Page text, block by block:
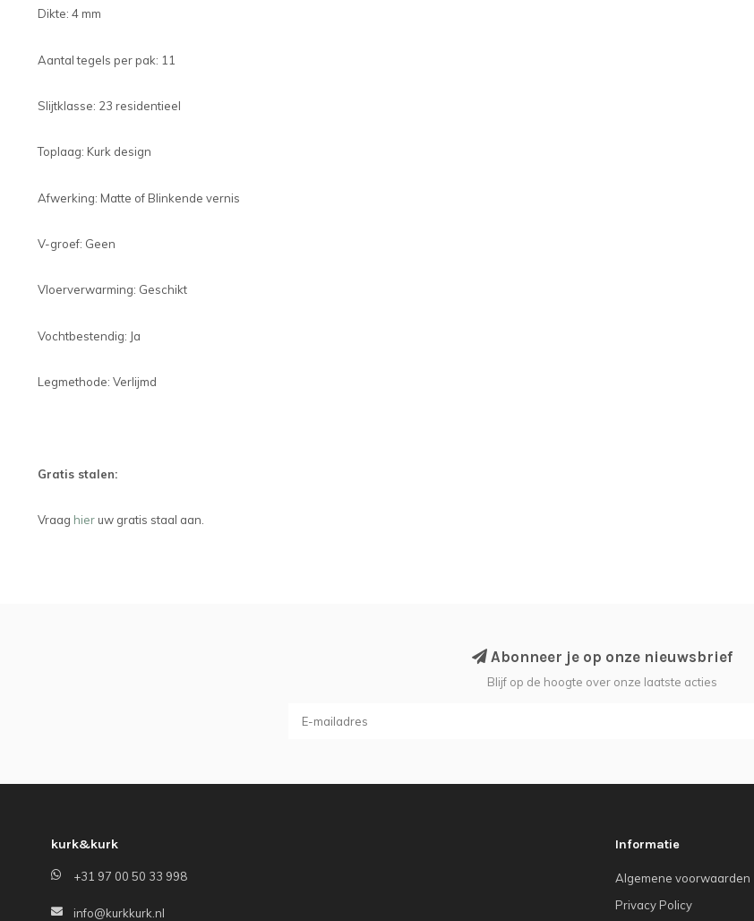
Dikte: 4 mm
Aantal tegels per pak: 11
Slijtklasse: 23 residentieel
Toplaag: Kurk design
Afwerking: Matte of Blinkende vernis
V-groef: Geen
Vloerverwarming: Geschikt
Vochtbestendig: Ja
Legmethode: Verlijmd
Gratis stalen:
Vraag hier uw gratis staal aan.
Abonneer je op onze nieuwsbrief
Blijf op de hoogte over onze laatste acties
kurk&kurk
+31 97 00 50 33 998
info@kurkkurk.nl
Informatie
Algemene voorwaarden
Privacy Policy